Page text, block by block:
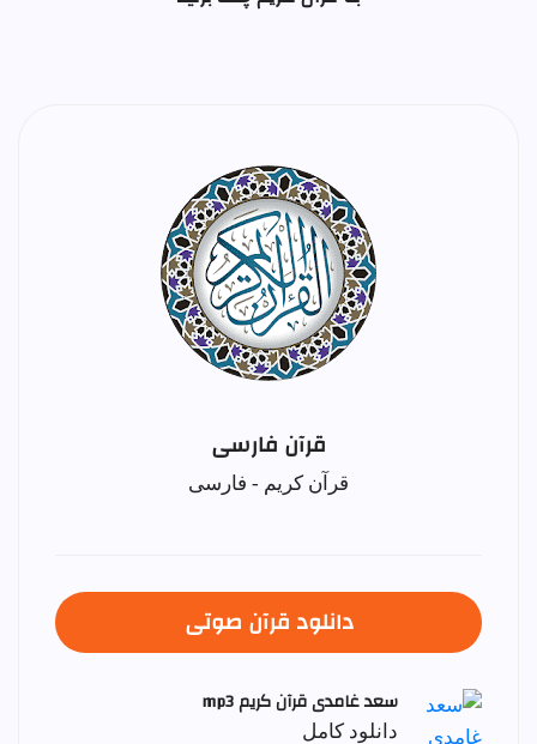
قرآن فارسی
قرآن کریم - فارسی
دانلود قرآن صوتی
سعد غامدی قرآن کریم mp3
دانلود کامل